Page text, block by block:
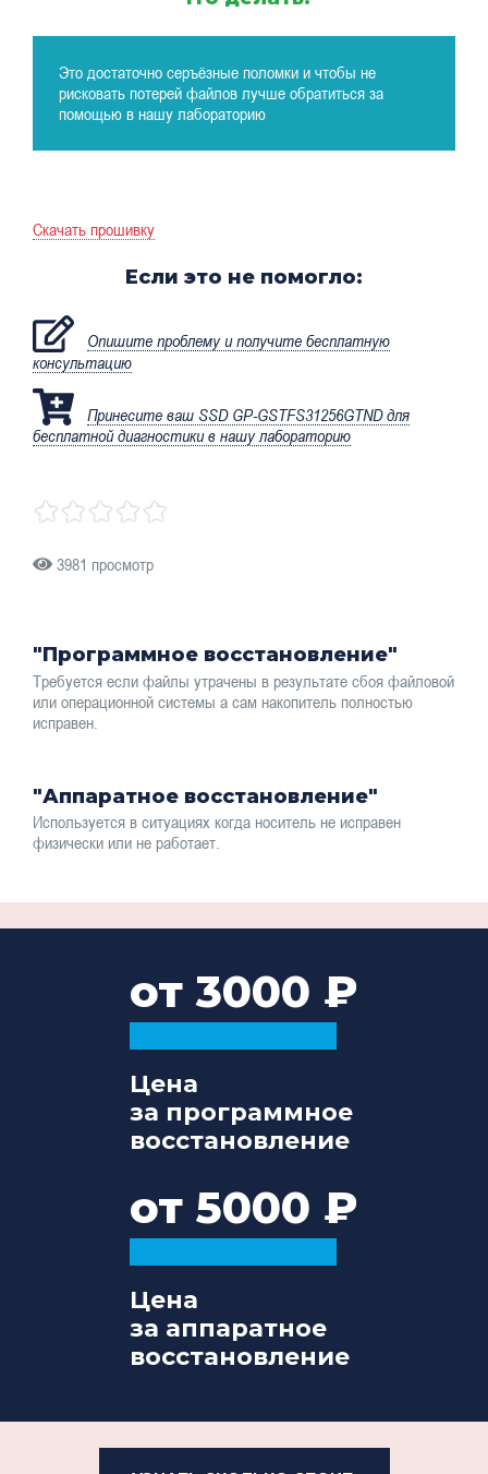
Это достаточно серъёзные поломки и чтобы не
рисковать потерей файлов лучше обратиться за
помощью в нашу лабораторию
Скачать прошивку
Если это не помогло:
Опишите проблему и получите бесплатную
консультацию
Принесите ваш SSD GP-GSTFS31256GTND для
бесплатной диагностики в нашу лабораторию
3981 просмотр
"Программное восстановление"
Требуется если файлы утрачены в результате сбоя файловой
или операционной системы а сам накопитель полностью
исправен.
"Аппаратное восстановление"
Используется в ситуациях когда носитель не исправен
физически или не работает.
от 3000
Цена
за программное
восстановление
от 5000
Цена
за аппаратное
восстановление